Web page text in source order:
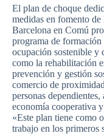
El plan de choque
medidas en fomento
Barcelona en Comú
programa de
ocupación sostenible y
como la rehabilitación
prevención y gestión
comercio de
personas
economía cooperativa
«Este plan tiene como
trabajo en los primeros